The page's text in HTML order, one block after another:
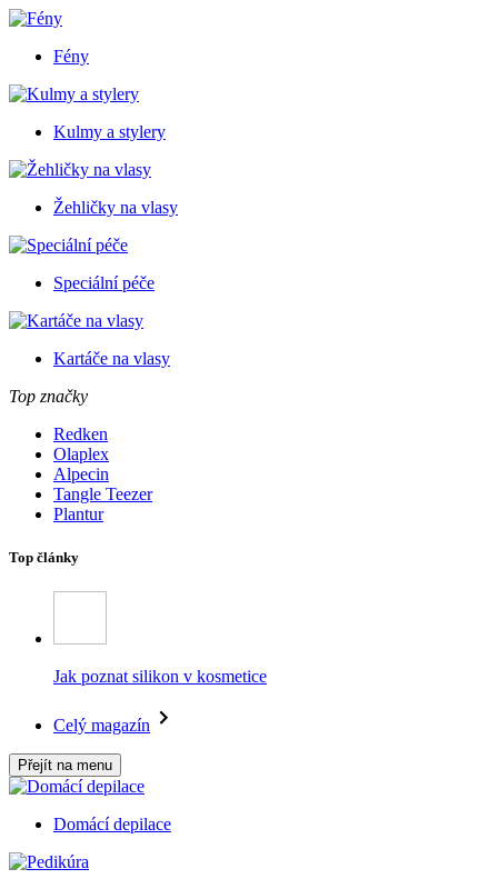
Fény
Kulmy a stylery
Žehličky na vlasy
Speciální péče
Kartáče na vlasy
Top značky
Redken
Olaplex
Alpecin
Tangle Teezer
Plantur
Top články
Jak poznat silikon v kosmetice
Celý magazín
Přejít na menu
Domácí depilace